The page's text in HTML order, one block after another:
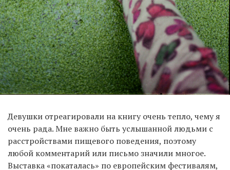
Девушки отреагировали на книгу очень тепло, чему я
очень рада. Мне важно быть услышанной людьми с
расстройствами пищевого поведения, поэтому
любой комментарий или письмо значили многое.
Выставка «покаталась» по европейским фестивалям,